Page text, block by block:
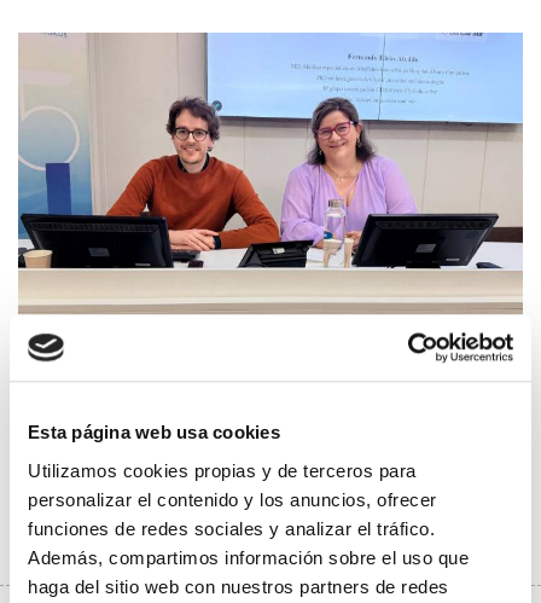
Esta página web usa cookies
Utilizamos cookies propias y de terceros para
personalizar el contenido y los anuncios, ofrecer
funciones de redes sociales y analizar el tráfico.
Además, compartimos información sobre el uso que
haga del sitio web con nuestros partners de redes
Formativo
Ler máis